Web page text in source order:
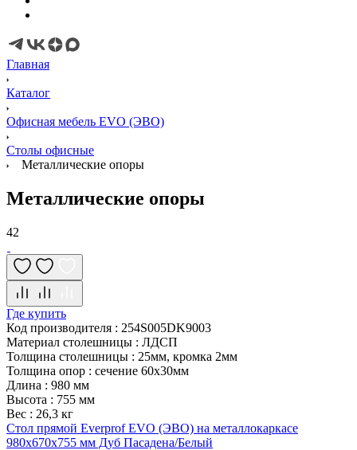
Главная
Каталог
Офисная мебель EVO (ЭВО)
Cтолы офисные
Металлические опоры
Металлические опоры
42
Где купить
Код производителя : 254S005DK9003
Материал столешницы : ЛДСП
Толщина столешницы : 25мм, кромка 2мм
Толщина опор : сечение 60х30мм
Длина : 980 мм
Высота : 755 мм
Вес : 26,3 кг
Стол прямой Everprof EVO (ЭВО) на металлокаркасе
980х670х755 мм Дуб Пасадена/Белый